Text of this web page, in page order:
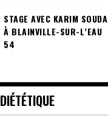
STAGE AVEC KARIM SOUDA
À BLAINVILLE-SUR-L’EAU
54
DIÉTÉTIQUE